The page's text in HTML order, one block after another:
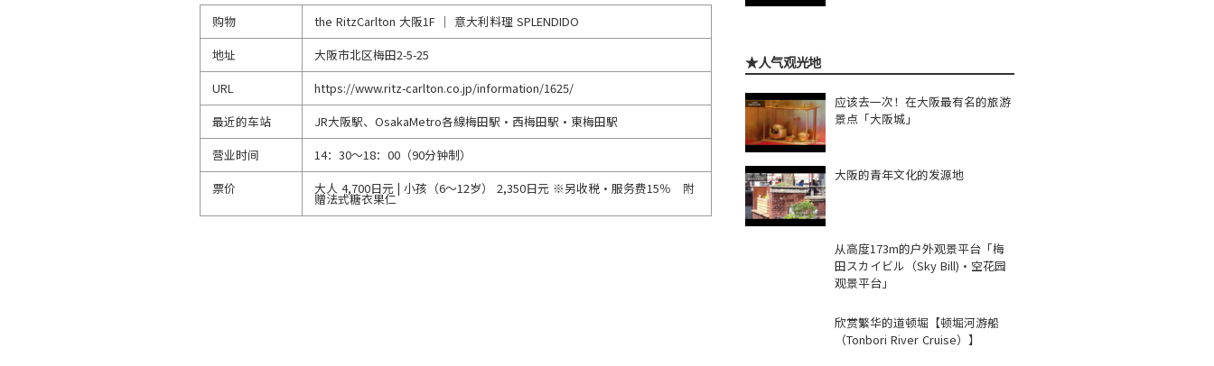
购物
the RitzCarlton 大阪1F ｜ 意大利料理 SPLENDIDO
地址
大阪市北区梅田2-5-25
URL
https://www.ritz-carlton.co.jp/information/1625/
最近的车站
JR大阪駅、OsakaMetro各線梅田駅・西梅田駅・東梅田駅
营业时间
14：30～18：00（90分钟制）
票价
大人 4,700日元 | 小孩（6～12岁） 2,350日元 ※另收税・服务费15％ 附
赠法式糖衣果仁
★人气观光地
应该去一次！在大阪最有名的旅游
景点「大阪城」
大阪的青年文化的发源地
从高度173m的户外观景平台「梅
田スカイビル（Sky Bill)・空花园
观景平台」
欣赏繁华的道顿堀【顿堀河游船
（Tonbori River Cruise）】